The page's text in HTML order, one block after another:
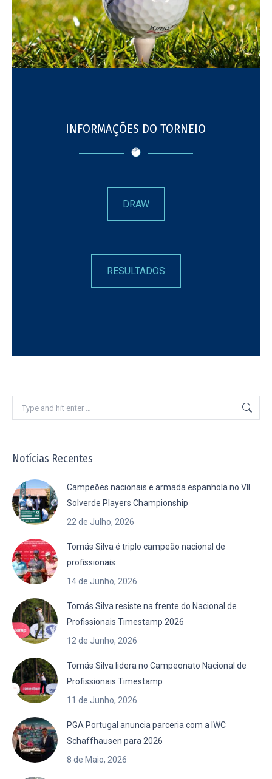
INFORMAÇÕES DO TORNEIO
DRAW
RESULTADOS
Search:
Notícias Recentes
Campeões nacionais e armada espanhola no VII
Solverde Players Championship
22 de Julho, 2026
Tomás Silva é triplo campeão nacional de
profissionais
14 de Junho, 2026
Tomás Silva resiste na frente do Nacional de
Profissionais Timestamp 2026
12 de Junho, 2026
Tomás Silva lidera no Campeonato Nacional de
Profissionais Timestamp
11 de Junho, 2026
PGA Portugal anuncia parceria com a IWC
Schaffhausen para 2026
8 de Maio, 2026